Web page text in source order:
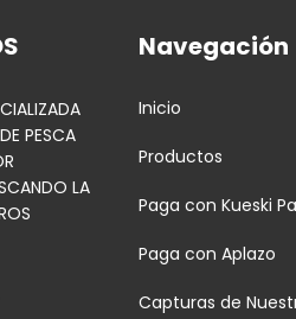
PESCA
LA
Navegación
Inicio
Productos
Paga con Kueski
Paga con Aplazo
Capturas de